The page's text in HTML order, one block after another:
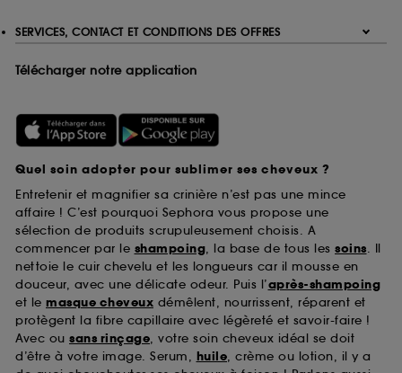
SERVICES, CONTACT ET CONDITIONS DES OFFRES
Télécharger notre application
Quel soin adopter pour sublimer ses cheveux ?
Entretenir et magnifier sa crinière n’est pas une mince
affaire ! C’est pourquoi Sephora vous propose une
sélection de produits scrupuleusement choisis. A
commencer par le shampoing, la base de tous les soins. Il
nettoie le cuir chevelu et les longueurs car il mousse en
douceur, avec une délicate odeur. Puis l’après-shampoing
et le masque cheveux démêlent, nourrissent, réparent et
protègent la fibre capillaire avec légèreté et savoir-faire !
Avec ou sans rinçage, votre soin cheveux idéal se doit
d’être à votre image. Serum, huile, crème ou lotion, il y a